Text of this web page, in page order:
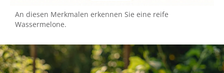
An diesen Merkmalen erkennen Sie eine reife
Wassermelone.